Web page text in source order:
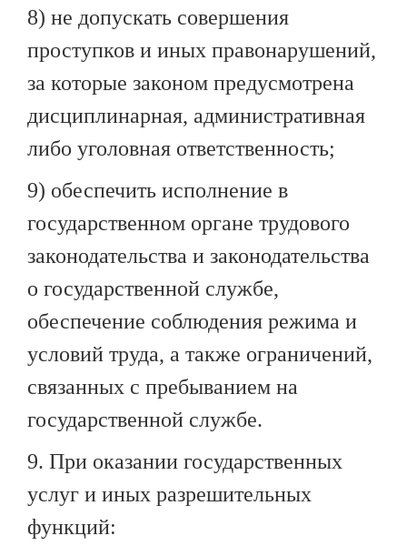
8) не допускать совершения
проступков и иных правонарушений,
за которые законом предусмотрена
дисциплинарная, административная
либо уголовная ответственность;
9) обеспечить исполнение в
государственном органе трудового
законодательства и законодательства
о государственной службе,
обеспечение соблюдения режима и
условий труда, а также ограничений,
связанных с пребыванием на
государственной службе.
9. При оказании государственных
услуг и иных разрешительных
функций: